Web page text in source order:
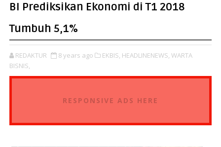
BI Prediksikan Ekonomi di T1 2018
Tumbuh 5,1%
REDAKTUR 8 years ago EKBIS, HEADLINENEWS, WARTA
BISNIS,
RESPONSIVE ADS HERE